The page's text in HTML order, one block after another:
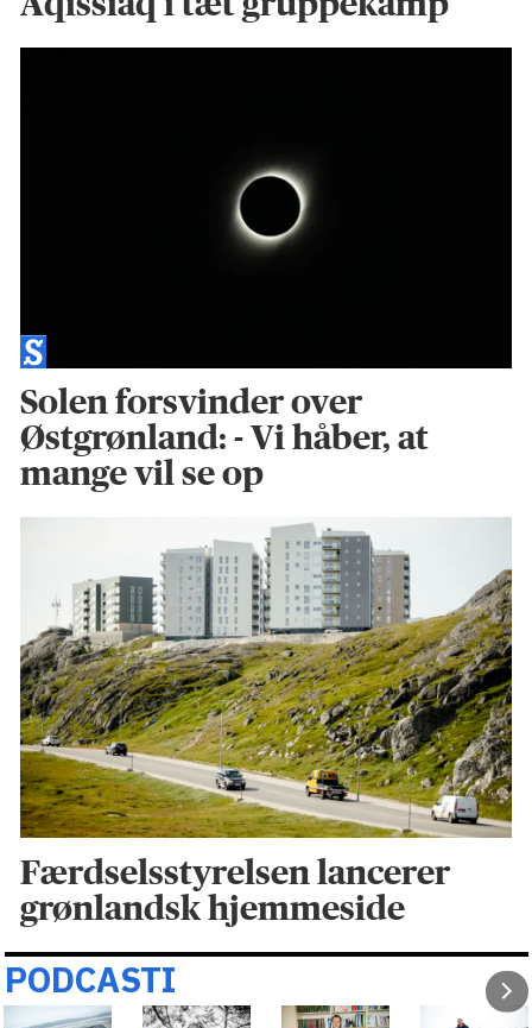
Solen forsvinder over
Østgrønland: - Vi håber, at
mange vil se op
Færdselsstyrelsen lancerer
grønlandsk hjemmeside
PODCASTI